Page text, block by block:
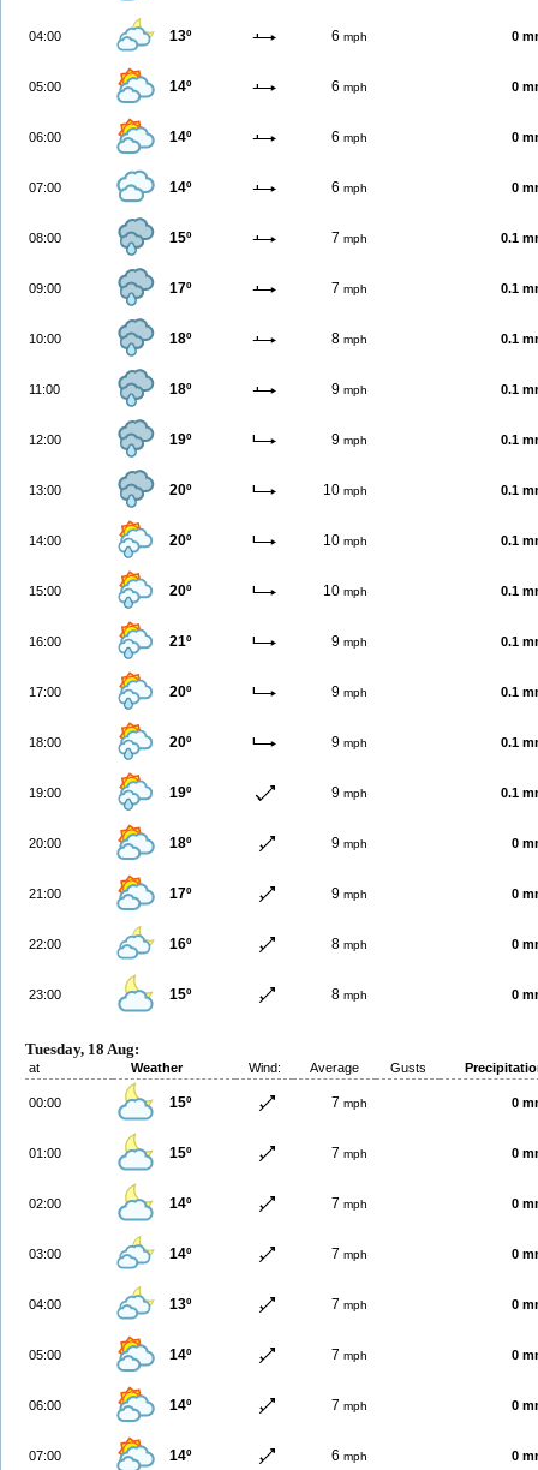
04:00 13º 6 mph 0
05:00 14º 6 mph 0
06:00 14º 6 mph 0
07:00 14º 6 mph 0
08:00 15º 7 mph 0.1
09:00 17º 7 mph 0.1
10:00 18º 8 mph 0.1
11:00 18º 9 mph 0.1
12:00 19º 9 mph 0.1
13:00 20º 10 mph 0.1
14:00 20º 10 mph 0.1
15:00 20º 10 mph 0.1
16:00 21º 9 mph 0.1
17:00 20º 9 mph 0.1
18:00 20º 9 mph 0.1
19:00 19º 9 mph 0.1
20:00 18º 9 mph 0
21:00 17º 9 mph 0
22:00 16º 8 mph 0
23:00 15º 8 mph 0
Tuesday, 18 Aug:
at Weather Wind: Average Gusts
00:00 15º 7 mph 0
01:00 15º 7 mph 0
02:00 14º 7 mph 0
03:00 14º 7 mph 0
04:00 13º 7 mph 0
05:00 14º 7 mph 0
06:00 14º 7 mph 0
07:00 14º 6 mph 0